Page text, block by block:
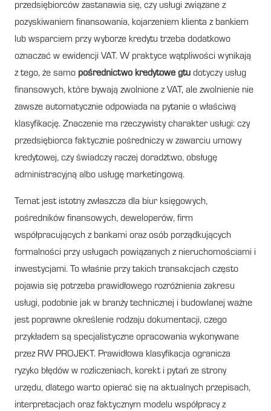
przedsiębiorców zastanawia się, czy usługi związane z
pozyskiwaniem finansowania, kojarzeniem klienta z bankiem
lub wsparciem przy wyborze kredytu trzeba dodatkowo
oznaczać w ewidencji VAT. W praktyce wątpliwości wynikają
z tego, że samo pośrednictwo kredytowe gtu dotyczy usług
finansowych, które bywają zwolnione z VAT, ale zwolnienie nie
zawsze automatycznie odpowiada na pytanie o właściwą
klasyfikację. Znaczenie ma rzeczywisty charakter usługi: czy
przedsiębiorca faktycznie pośredniczy w zawarciu umowy
kredytowej, czy świadczy raczej doradztwo, obsługę
administracyjną albo usługę marketingową.
Temat jest istotny zwłaszcza dla biur księgowych,
pośredników finansowych, deweloperów, firm
współpracujących z bankami oraz osób porządkujących
formalności przy usługach powiązanych z nieruchomościami i
inwestycjami. To właśnie przy takich transakcjach często
pojawia się potrzeba prawidłowego rozróżnienia zakresu
usługi, podobnie jak w branży technicznej i budowlanej ważne
jest poprawne określenie rodzaju dokumentacji, czego
przykładem są specjalistyczne opracowania wykonywane
przez RW PROJEKT. Prawidłowa klasyfikacja ogranicza
ryzyko błędów w rozliczeniach, korekt i pytań ze strony
urzędu, dlatego warto opierać się na aktualnych przepisach,
interpretacjach oraz faktycznym modelu współpracy z